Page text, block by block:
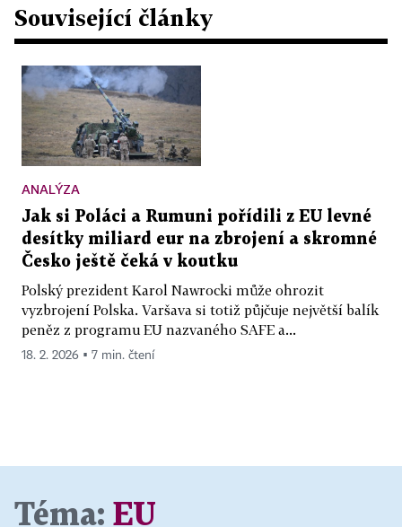
Související články
ANALÝZA
Jak si Poláci a Rumuni pořídili z EU levné
desítky miliard eur na zbrojení a skromné
Česko ještě čeká v koutku
Polský prezident Karol Nawrocki může ohrozit
vyzbrojení Polska. Varšava si totiž půjčuje největší balík
peněz z programu EU nazvaného SAFE a...
18. 2. 2026 ▪ 7 min. čtení
Téma: EU